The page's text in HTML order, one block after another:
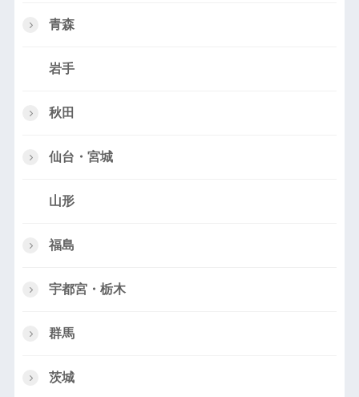
青森
岩手
秋田
仙台・宮城
山形
福島
宇都宮・栃木
群馬
茨城